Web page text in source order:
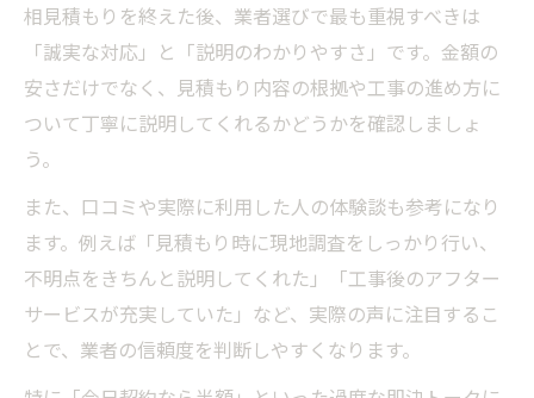
相見積もりを終えた後、業者選びで最も重視すべきは
「誠実な対応」と「説明のわかりやすさ」です。金額の
安さだけでなく、見積もり内容の根拠や工事の進め方に
ついて丁寧に説明してくれるかどうかを確認しましょ
う。
また、口コミや実際に利用した人の体験談も参考になり
ます。例えば「見積もり時に現地調査をしっかり行い、
不明点をきちんと説明してくれた」「工事後のアフター
サービスが充実していた」など、実際の声に注目するこ
とで、業者の信頼度を判断しやすくなります。